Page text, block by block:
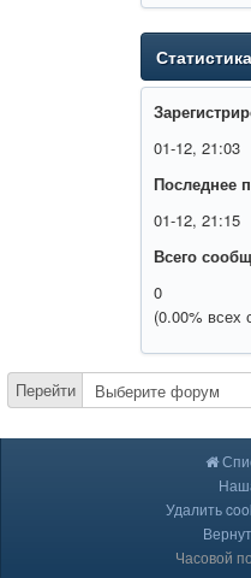
01-12, 21:03
Последнее
01-12, 21:15
Всего
0
(0.00% всех
Перейти
Удалить
Часовой